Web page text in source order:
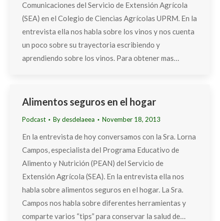
Comunicaciones del Servicio de Extensión Agrícola
(SEA) en el Colegio de Ciencias Agrícolas UPRM. En la
entrevista ella nos habla sobre los vinos y nos cuenta
un poco sobre su trayectoria escribiendo y
aprendiendo sobre los vinos. Para obtener mas…
Alimentos seguros en el hogar
Podcast Bydesdelaeea November 18, 2013
En la entrevista de hoy conversamos con la Sra. Lorna
Campos, especialista del Programa Educativo de
Alimento y Nutrición (PEAN) del Servicio de
Extensión Agrícola (SEA). En la entrevista ella nos
habla sobre alimentos seguros en el hogar. La Sra.
Campos nos habla sobre diferentes herramientas y
comparte varios “tips” para conservar la salud de…